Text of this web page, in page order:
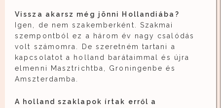
Vissza akarsz még jönni Hollandiába?
Igen, de nem szakemberként. Szakmai
szempontból ez a három év nagy csalódás
volt számomra. De szeretném tartani a
kapcsolatot a holland barátaimmal és újra
elmenni Masztrichtba, Groningenbe és
Amszterdamba.
A holland szaklapok írtak erről a